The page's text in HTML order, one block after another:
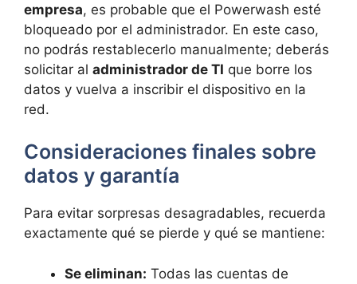
empresa, es probable que el Powerwash esté
bloqueado por el administrador. En este caso,
no podrás restablecerlo manualmente; deberás
solicitar al administrador de TI que borre los
datos y vuelva a inscribir el dispositivo en la
red.
Consideraciones finales sobre
datos y garantía
Para evitar sorpresas desagradables, recuerda
exactamente qué se pierde y qué se mantiene:
Se eliminan: Todas las cuentas de